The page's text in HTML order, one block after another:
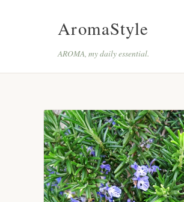
AromaStyle
AROMA, my daily essential.